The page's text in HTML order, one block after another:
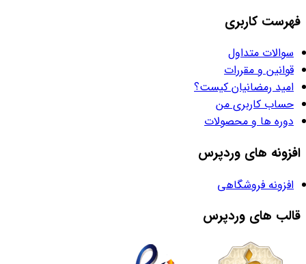
فهرست کاربری
سوالات متداول
قوانین و مقررات
امید رمضانیان کیست؟
حساب کاربری من
دوره ها و محصولات
افزونه های وردپرس
افزونه فروشگاهی
قالب های وردپرس